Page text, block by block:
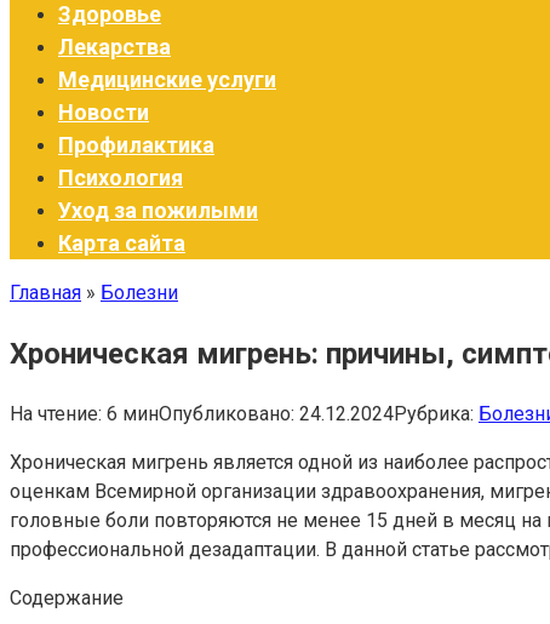
Здоровье
Лекарства
Медицинские услуги
Новости
Профилактика
Психология
Уход за пожилыми
Карта сайта
Главная » Болезни
Хроническая мигрень: причины,
На чтение: 6 минОпубликовано: 24.12.2024Рубрика:
Хроническая мигрень является одной из наиболее
оценкам Всемирной организации здравоохранения,
головные боли повторяются не менее 15 дней в месяц
профессиональной дезадаптации. В данной статье
Содержание